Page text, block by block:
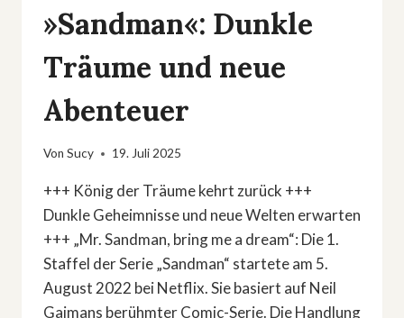
»Sandman«: Dunkle
Träume und neue
Abenteuer
Von Sucy 19. Juli 2025
+++ König der Träume kehrt zurück +++
Dunkle Geheimnisse und neue Welten erwarten
+++ „Mr. Sandman, bring me a dream“: Die 1.
Staffel der Serie „Sandman“ startete am 5.
August 2022 bei Netflix. Sie basiert auf Neil
Gaimans berühmter Comic-Serie. Die Handlung